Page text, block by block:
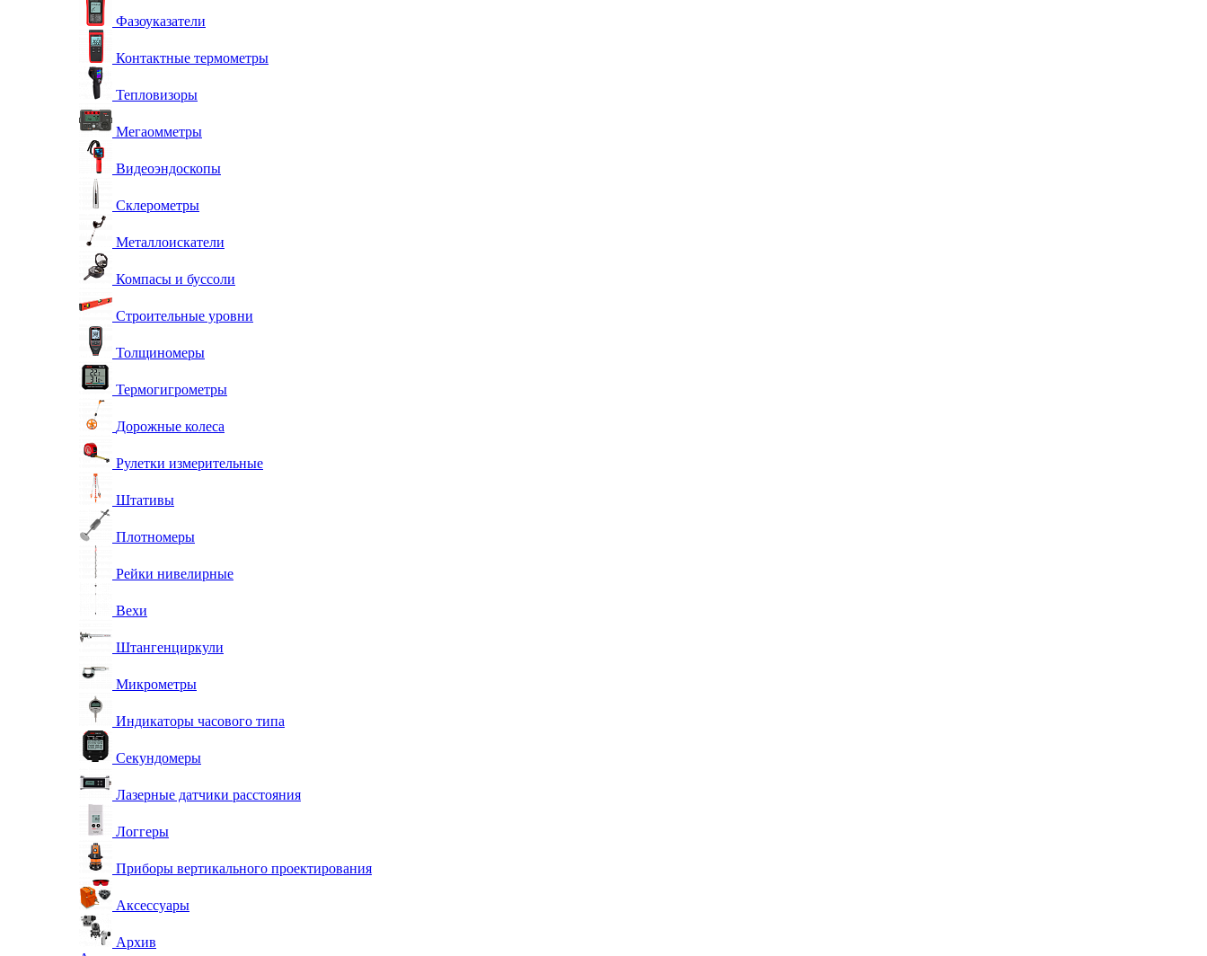
Фазоуказатели
Контактные термометры
Тепловизоры
Мегаомметры
Видеоэндоскопы
Склерометры
Металлоискатели
Компасы и буссоли
Строительные уровни
Толщиномеры
Термогигрометры
Дорожные колеса
Рулетки измерительные
Штативы
Плотномеры
Рейки нивелирные
Вехи
Штангенциркули
Микрометры
Индикаторы часового типа
Секундомеры
Лазерные датчики расстояния
Логгеры
Приборы вертикального проектирования
Аксессуары
Архив